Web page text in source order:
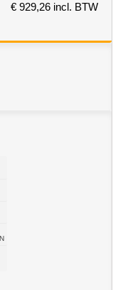
€ 929,26 incl. BTW